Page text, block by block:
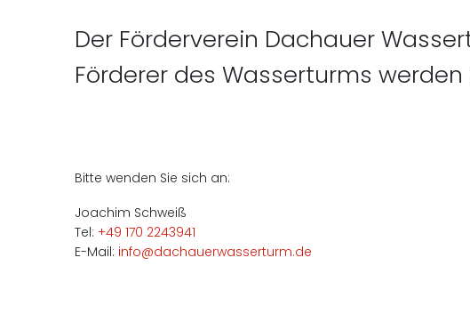
Der Förderverein Dachauer
Förderer des Wasserturms
Bitte wenden Sie sich an:
Joachim Schweiß
Tel: +49 170 2243941
E-Mail: info@dachauerwasserturm.de